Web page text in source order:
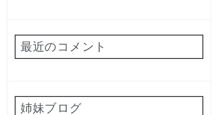
最近のコメント
姉妹ブログ